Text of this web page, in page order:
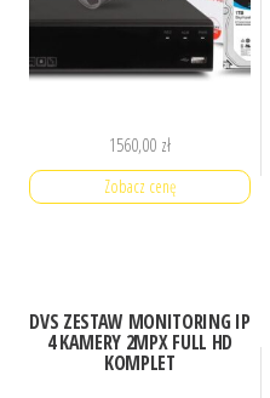
1560,00 zł
Zobacz cenę
DVS ZESTAW MONITORING IP
4 KAMERY 2MPX FULL HD
KOMPLET